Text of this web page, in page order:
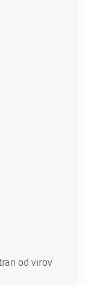
od virov